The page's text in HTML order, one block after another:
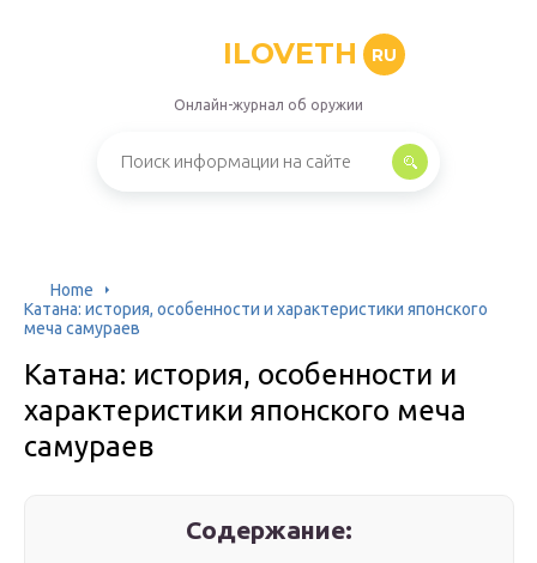
ILOVETH RU
Онлайн-журнал об оружии
Home
Катана: история, особенности и характеристики японского
меча самураев
Катана: история, особенности и
характеристики японского меча
самураев
Содержание: